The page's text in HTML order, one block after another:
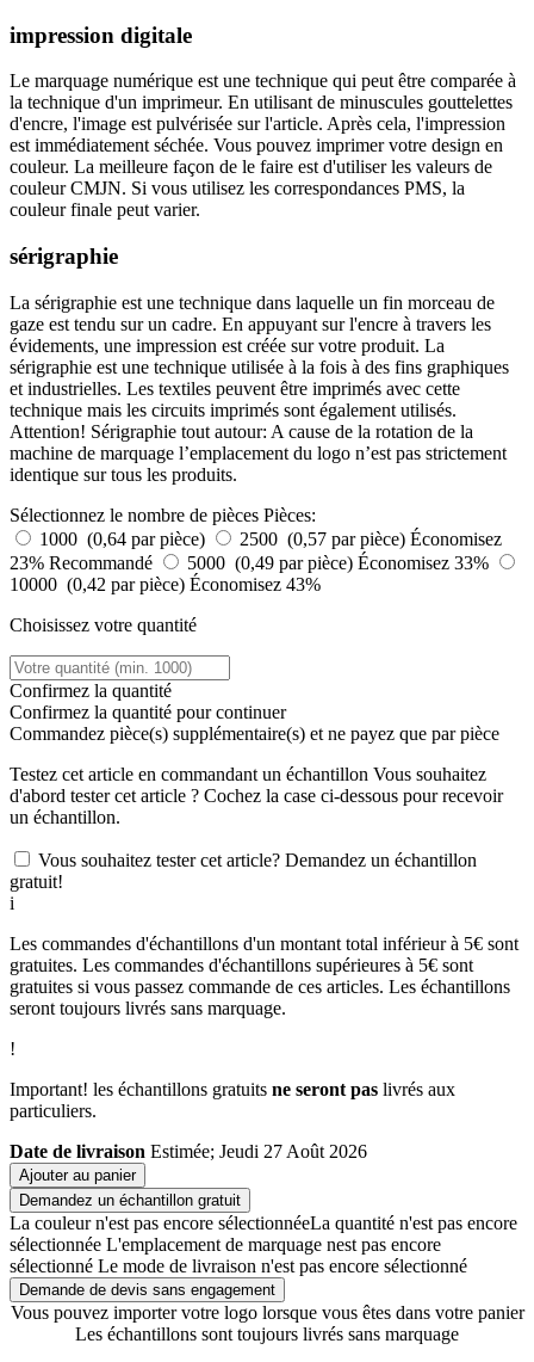
impression digitale
Le marquage numérique est une technique qui peut être comparée à
la technique d'un imprimeur. En utilisant de minuscules gouttelettes
d'encre, l'image est pulvérisée sur l'article. Après cela, l'impression
est immédiatement séchée. Vous pouvez imprimer votre design en
couleur. La meilleure façon de le faire est d'utiliser les valeurs de
couleur CMJN. Si vous utilisez les correspondances PMS, la
couleur finale peut varier.
sérigraphie
La sérigraphie est une technique dans laquelle un fin morceau de
gaze est tendu sur un cadre. En appuyant sur l'encre à travers les
évidements, une impression est créée sur votre produit. La
sérigraphie est une technique utilisée à la fois à des fins graphiques
et industrielles. Les textiles peuvent être imprimés avec cette
technique mais les circuits imprimés sont également utilisés.
Attention! Sérigraphie tout autour: A cause de la rotation de la
machine de marquage l’emplacement du logo n’est pas strictement
identique sur tous les produits.
Sélectionnez le nombre de pièces Pièces:
1000 (0,64 par pièce)
2500 (0,57 par pièce) Économisez
23% Recommandé 5000 (0,49 par pièce) Économisez 33%
10000 (0,42 par pièce) Économisez 43%
Choisissez votre quantité
Confirmez la quantité
Confirmez la quantité pour continuer
Commandez pièce(s) supplémentaire(s) et ne payez que par pièce
Testez cet article en commandant un échantillon Vous souhaitez
d'abord tester cet article ? Cochez la case ci-dessous pour recevoir
un échantillon.
Vous souhaitez tester cet article? Demandez un échantillon
gratuit!
i
Les commandes d'échantillons d'un montant total inférieur à 5€ sont
gratuites. Les commandes d'échantillons supérieures à 5€ sont
gratuites si vous passez commande de ces articles. Les échantillons
seront toujours livrés sans marquage.
!
Important! les échantillons gratuits ne seront pas livrés aux
particuliers.
Date de livraison Estimée; Jeudi 27 Août 2026
Ajouter au panier
Demandez un échantillon gratuit
La couleur n'est pas encore sélectionnéeLa quantité n'est pas encore
sélectionnée L'emplacement de marquage nest pas encore
sélectionné Le mode de livraison n'est pas encore sélectionné
Demande de devis sans engagement
Vous pouvez importer votre logo lorsque vous êtes dans votre panier
Les échantillons sont toujours livrés sans marquage